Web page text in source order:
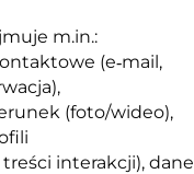
m.in.:
(e‑mail,
(foto/wideo),
interakcji), dane